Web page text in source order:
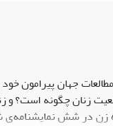
جهان پیرامون
چگونه است؟ و
زن در شش